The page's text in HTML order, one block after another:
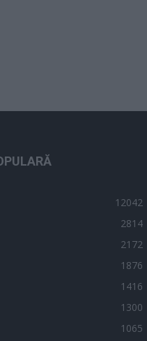
12042
2814
2172
1876
1416
1300
1065